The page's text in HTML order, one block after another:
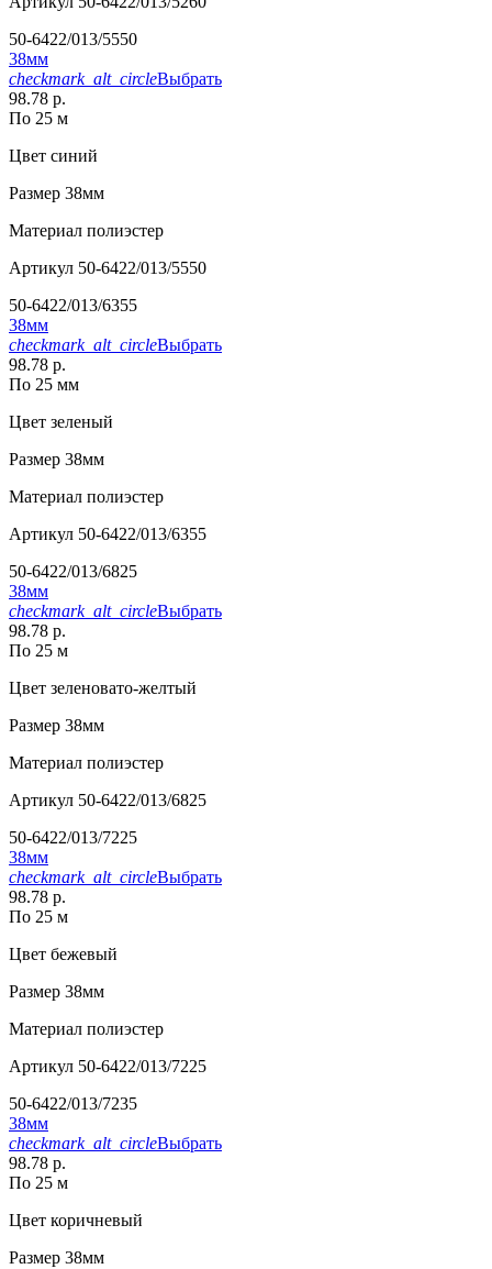
50-6422/013/5550
38мм
checkmark_alt_circleВыбрать
98.78 р.
По 25 м
Цвет синий
Размер 38мм
Материал полиэстер
Артикул 50-6422/013/5550
50-6422/013/6355
38мм
checkmark_alt_circleВыбрать
98.78 р.
По 25 мм
Цвет зеленый
Размер 38мм
Материал полиэстер
Артикул 50-6422/013/6355
50-6422/013/6825
38мм
checkmark_alt_circleВыбрать
98.78 р.
По 25 м
Цвет зеленовато-желтый
Размер 38мм
Материал полиэстер
Артикул 50-6422/013/6825
50-6422/013/7225
38мм
checkmark_alt_circleВыбрать
98.78 р.
По 25 м
Цвет бежевый
Размер 38мм
Материал полиэстер
Артикул 50-6422/013/7225
50-6422/013/7235
38мм
checkmark_alt_circleВыбрать
98.78 р.
По 25 м
Цвет коричневый
Размер 38мм